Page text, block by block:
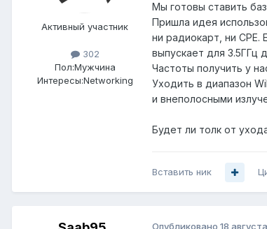
Активный участник
302
Пол:Мужчина
Интересы:Networking
Мы готовы ставить
Пришла идея
ни радиокарт, ни
выпускает для 3.5ГГц
Частоты получить у
Уходить в диапазон
и внеполосными
Будет ли толк от
Вставить ник
Опубликовано 18